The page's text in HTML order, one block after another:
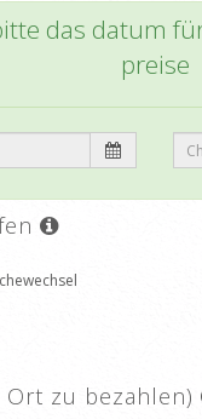
das datum
preise
zu bezahlen)